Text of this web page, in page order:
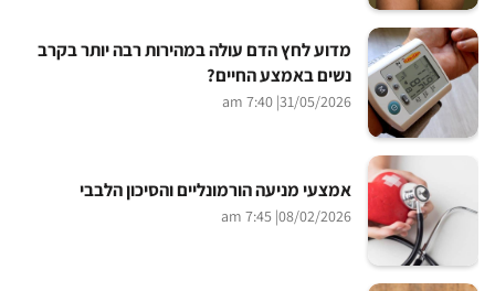
מדוע לחץ הדם עולה במהירות רבה יותר בקרב
נשים באמצע החיים?
31/05/2026
| 7:40 am
אמצעי מניעה הורמונליים והסיכון הלבבי
08/02/2026
| 7:45 am